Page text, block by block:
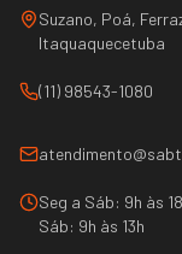
Suzano, Poá,
Itaquaquecetuba
(11) 98543-1080
Seg a Sáb: 9h às
Sáb: 9h às 13h